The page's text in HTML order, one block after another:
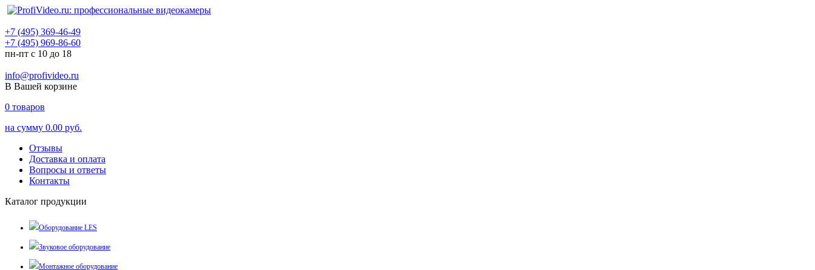
+7 (495) 369-46-49
+7 (495) 969-86-60
пн-пт с 10 до 18
info@profivideo.ru
В Вашей корзине
0 товаров
на сумму 0.00 руб.
Отзывы
Доставка и оплата
Вопросы и ответы
Контакты
Каталог продукции
Оборудование LES
Звуковое оборудование
Монтажное оборудование